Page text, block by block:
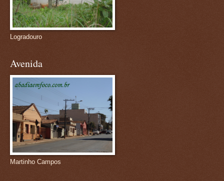
Logradouro
Avenida
Martinho Campos